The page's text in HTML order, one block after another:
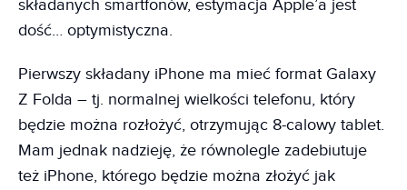
składanych smartfonów, estymacja Apple’a jest
dość… optymistyczna.
Pierwszy składany iPhone ma mieć format Galaxy
Z Folda – tj. normalnej wielkości telefonu, który
będzie można rozłożyć, otrzymując 8-calowy tablet.
Mam jednak nadzieję, że równolegle zadebiutuje
też iPhone, którego będzie można złożyć jak